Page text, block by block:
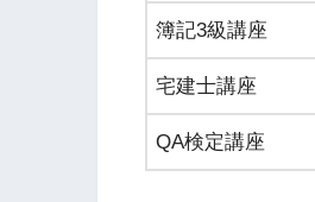
簿記3級講座
宅建士講座
QA検定講座